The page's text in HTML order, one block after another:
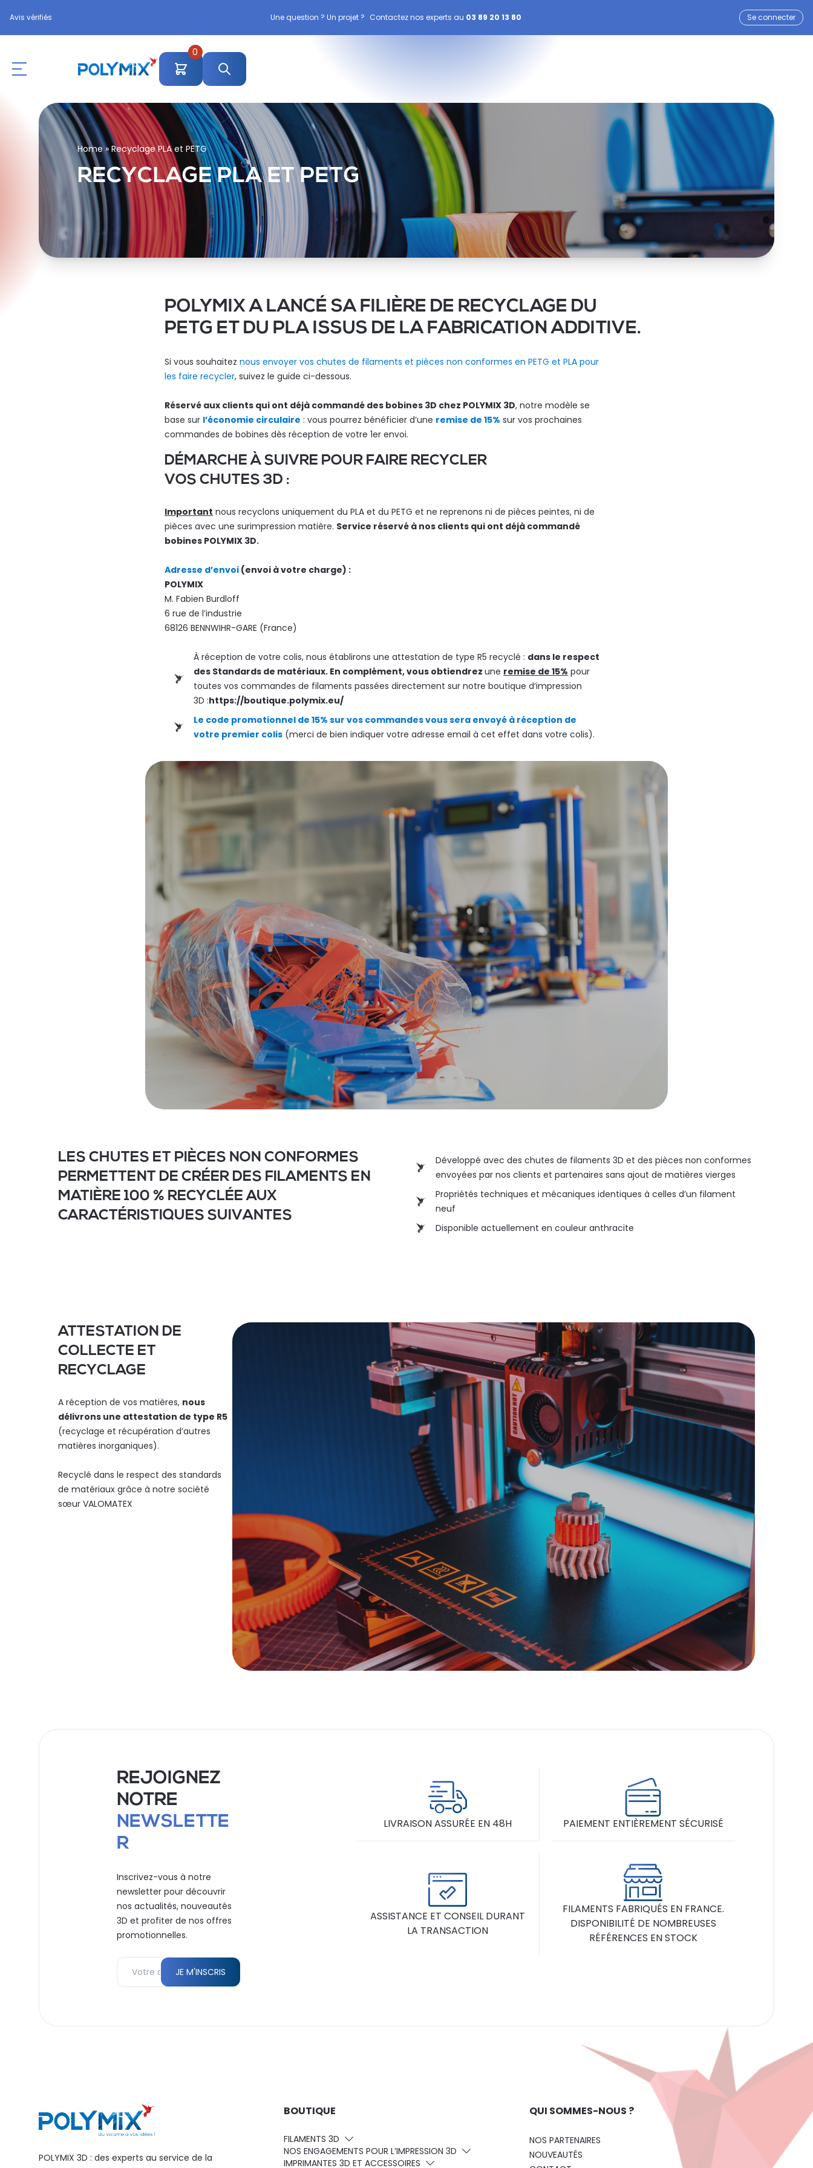
Avis vérifiés Une question ? Un projet ? Contactez nos experts au 03 89 20 13 80 Se connecter
0
Home»Recyclage PLA et PETG
RECYCLAGE PLA ET PETG
POLYMIX A LANCÉ SA FILIÈRE DE RECYCLAGE DU
PETG ET DU PLA ISSUS DE LA FABRICATION ADDITIVE.
Si vous souhaitez nous envoyer vos chutes de filaments et pièces non conformes en PETG et PLA pour
les faire recycler, suivez le guide ci-dessous.
Réservé aux clients qui ont déjà commandé des bobines 3D chez POLYMIX 3D, notre modèle se
base sur l’économie circulaire : vous pourrez bénéficier d’une remise de 15% sur vos prochaines
commandes de bobines dès réception de votre 1er envoi.
DÉMARCHE À SUIVRE POUR FAIRE RECYCLER
VOS CHUTES 3D :
Important nous recyclons uniquement du PLA et du PETG et ne reprenons ni de pièces peintes, ni de
pièces avec une surimpression matière. Service réservé à nos clients qui ont déjà commandé
bobines POLYMIX 3D.
Adresse d’envoi (envoi à votre charge) :
POLYMIX
M. Fabien Burdloff
6 rue de l’industrie
68126 BENNWIHR-GARE (France)
À réception de votre colis, nous établirons une attestation de type R5 recyclé : dans le respect
des Standards de matériaux. En complément, vous obtiendrez une remise de 15% pour
toutes vos commandes de filaments passées directement sur notre boutique d’impression
3D :https://boutique.polymix.eu/
Le code promotionnel de 15% sur vos commandes vous sera envoyé à réception de
votre premier colis (merci de bien indiquer votre adresse email à cet effet dans votre colis).
LES CHUTES ET PIÈCES NON CONFORMES
PERMETTENT DE CRÉER DES FILAMENTS EN
MATIÈRE 100 % RECYCLÉE AUX
CARACTÉRISTIQUES SUIVANTES
Développé avec des chutes de filaments 3D et des pièces non conformes
envoyées par nos clients et partenaires sans ajout de matières vierges
Propriétés techniques et mécaniques identiques à celles d’un filament
neuf
Disponible actuellement en couleur anthracite
ATTESTATION DE
COLLECTE ET
RECYCLAGE
A réception de vos matières, nous
délivrons une attestation de type R5
(recyclage et récupération d’autres
matières inorganiques).
Recyclé dans le respect des standards
de matériaux grâce à notre société
sœur VALOMATEX
REJOIGNEZ
NOTRE
NEWSLETTE
R
Inscrivez-vous à notre
newsletter pour découvrir
nos actualités, nouveautés
3D et profiter de nos offres
promotionnelles.
LIVRAISON ASSURÉE EN 48H PAIEMENT ENTIÈREMENT SÉCURISÉ
ASSISTANCE ET CONSEIL DURANT
LA TRANSACTION
FILAMENTS FABRIQUÉS EN FRANCE.
DISPONIBILITÉ DE NOMBREUSES
RÉFÉRENCES EN STOCK
POLYMIX 3D : des experts au service de la
BOUTIQUE
FILAMENTS 3D
NOS ENGAGEMENTS POUR L’IMPRESSION 3D
IMPRIMANTES 3D ET ACCESSOIRES
QUI SOMMES-NOUS ?
NOS PARTENAIRES
NOUVEAUTÉS